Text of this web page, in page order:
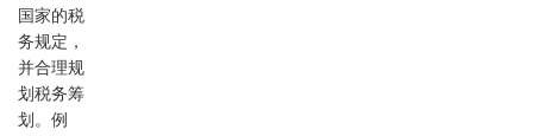
国家的税
务规定，
并合理规
划税务筹
划。例